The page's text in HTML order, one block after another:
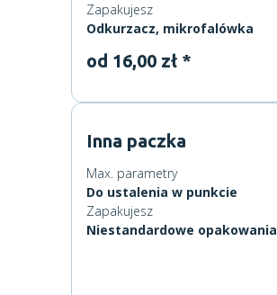
Zapakujesz
Odkurzacz, mikrofalówka
od 16,00 zł *
Inna paczka
Max. parametry
Do ustalenia w punkcie
Zapakujesz
Niestandardowe opakowania